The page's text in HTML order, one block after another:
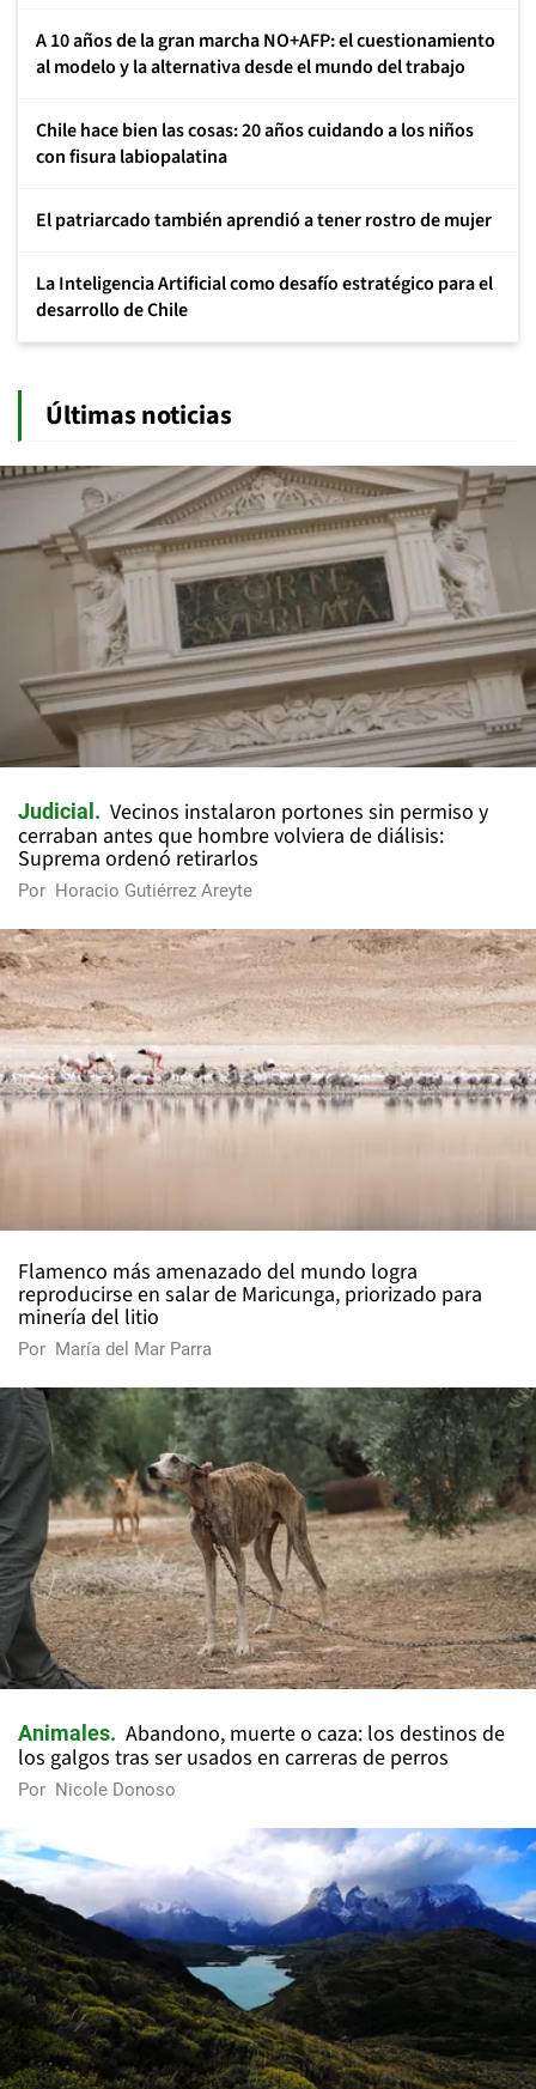
A 10 años de la gran marcha NO+AFP: el cuestionamiento
al modelo y la alternativa desde el mundo del trabajo
Chile hace bien las cosas: 20 años cuidando a los niños
con fisura labiopalatina
El patriarcado también aprendió a tener rostro de mujer
La Inteligencia Artificial como desafío estratégico para el
desarrollo de Chile
Últimas noticias
Judicial
Vecinos instalaron portones sin permiso y
cerraban antes que hombre volviera de diálisis:
Suprema ordenó retirarlos
Por Horacio Gutiérrez Areyte
Flamenco más amenazado del mundo logra
reproducirse en salar de Maricunga, priorizado para
minería del litio
Por María del Mar Parra
Animales
Abandono, muerte o caza: los destinos de
los galgos tras ser usados en carreras de perros
Por Nicole Donoso